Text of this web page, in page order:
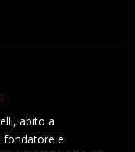
abito a
fondatore e